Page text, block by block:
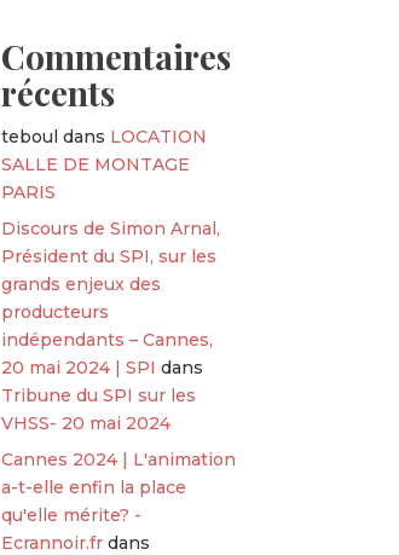
Commentaires
récents
teboul dans LOCATION
SALLE DE MONTAGE
PARIS
Discours de Simon Arnal,
Président du SPI, sur les
grands enjeux des
producteurs
indépendants – Cannes,
20 mai 2024 | SPI dans
Tribune du SPI sur les
VHSS- 20 mai 2024
Cannes 2024 | L'animation
a-t-elle enfin la place
qu'elle mérite? -
Ecrannoir.fr dans